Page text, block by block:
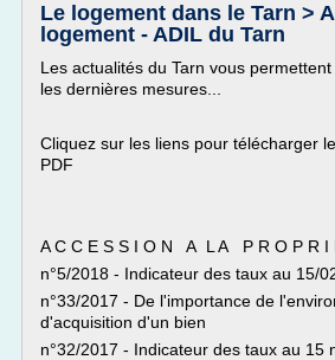
Le logement dans le Tarn >
logement - ADIL du Tarn
Les actualités du Tarn vous
les dernières mesures...
Cliquez sur les liens pour télécharger
PDF
A C C E S S I O N A L A P R O P R I
n°5/2018 - Indicateur des taux au 15/
n°33/2017 - De l'importance de
d'acquisition d'un bien
n°32/2017 - Indicateur des taux au 15